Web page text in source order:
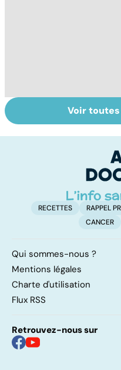
Comment tenir
ses bonnes
Voir
RECETTES RAPPEL
CANCER
Qui sommes-nous ?
Mentions légales
Charte d'utilisation
Flux RSS
Retrouvez-nous sur